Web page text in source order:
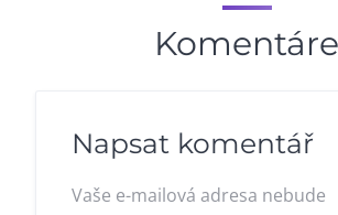
Komentáre
Napsat komentář
Vaše e-mailová adresa nebude